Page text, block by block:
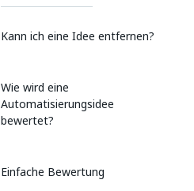
Kann ich eine Idee entfernen?
Wie wird eine
Automatisierungsidee
bewertet?
Einfache Bewertung